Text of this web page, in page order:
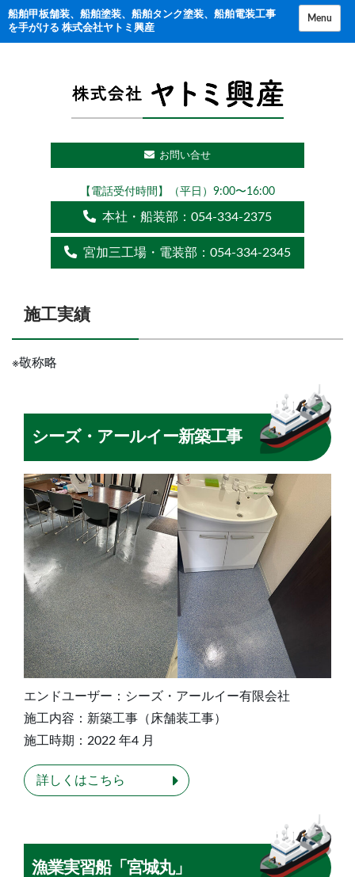
コ
ン
船舶甲板舗装、船舶塗装、船舶タンク塗装、船舶電装工事
を手がける 株式会社ヤトミ興産
お問い合せ
【電話受付時間】（平日）9:00〜16:00
本社・船装部：054-334-2375
宮加三工場・電装部：054-334-2345
Menu
施工実績
※敬称略
シーズ・アールイー新築⼯事
エンドユーザー：シーズ・アールイー有限会社
施⼯内容：新築⼯事（床舗装⼯事）
施⼯時期：2022 年4 ⽉
詳しくはこちら
漁業実習船「宮城丸」